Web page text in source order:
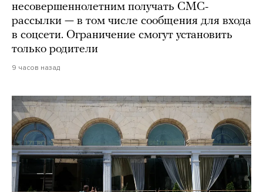
несовершеннолетним получать СМС-
рассылки — в том числе сообщения для входа
в соцсети. Ограничение смогут установить
только родители
9 часов назад